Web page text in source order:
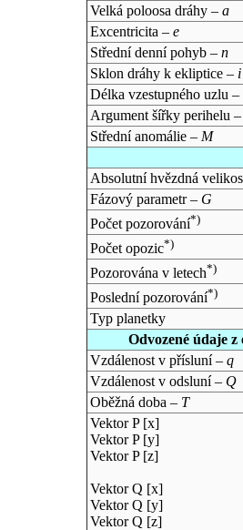
Velká poloosa dráhy – a
Excentricita – e
Střední denní pohyb – n
Sklon dráhy k ekliptice – i
Délka vzestupného uzlu –
Argument šířky perihelu
Střední anomálie – M
Absolutní hvězdná
Fázový parametr – G
Počet pozorování*)
Počet opozic*)
Pozorována v letech*)
Poslední pozorování*)
Typ planetky
Odvozené údaje
Vzdálenost v přísluní – q
Vzdálenost v odsluní – Q
Oběžná doba – T
Vektor P [x]
Vektor P [y]
Vektor P [z]
Vektor Q [x]
Vektor Q [y]
Vektor Q [z]